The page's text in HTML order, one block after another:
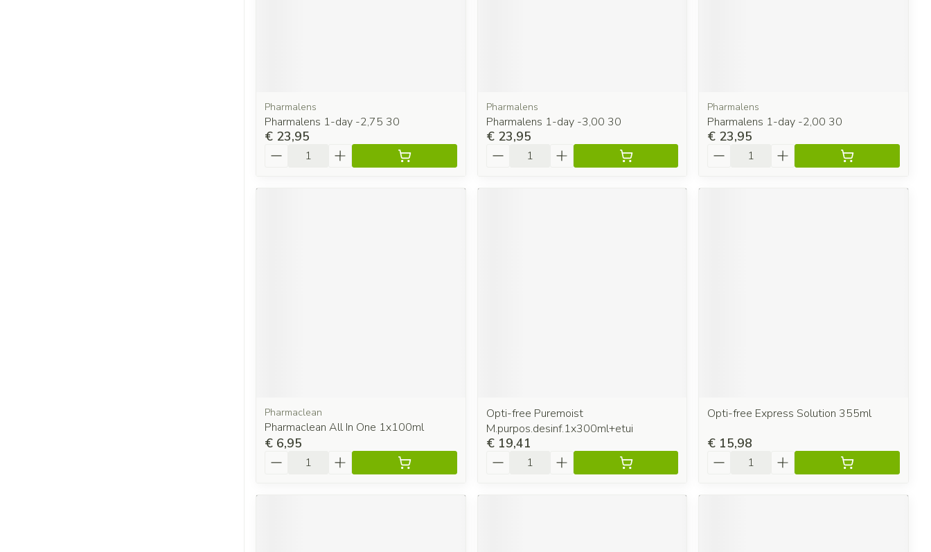
Pharmalens
Pharmalens 1-day -2,75 30
€ 23,95
Pharmalens
Pharmalens 1-day -3,00 30
€ 23,95
Pharmalens
Pharmalens 1-day -2,00 30
€ 23,95
Pharmaclean
Pharmaclean All In One 1x100ml
€ 6,95
Opti-free Puremoist
M.purpos.desinf.1x300ml+etui
€ 19,41
Opti-free Express Solution 355ml
€ 15,98